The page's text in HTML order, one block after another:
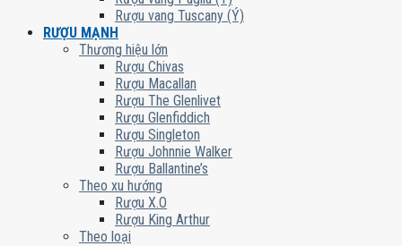
Rượu vang Tuscany (Ý)
RƯỢU MẠNH
Thương hiệu lớn
Rượu Chivas
Rượu Macallan
Rượu The Glenlivet
Rượu Glenfiddich
Rượu Singleton
Rượu Johnnie Walker
Rượu Ballantine’s
Theo xu hướng
Rượu X.O
Rượu King Arthur
Theo loại